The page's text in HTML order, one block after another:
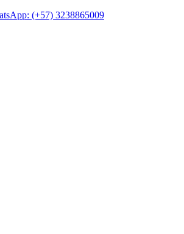
(+57) 3238865009